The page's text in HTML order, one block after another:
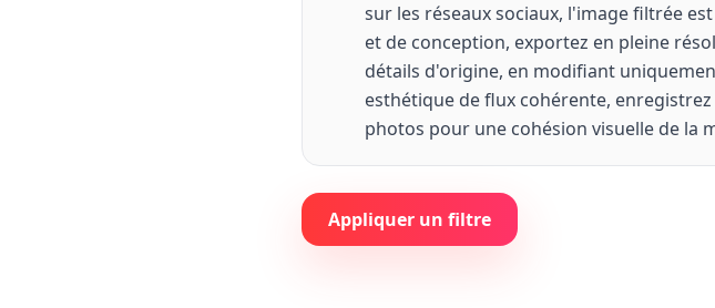
sur les réseaux sociaux, l'image filtrée
et de conception, exportez en pleine
détails d'origine, en modifiant
esthétique de flux cohérente,
photos pour une cohésion visuelle de la
Appliquer un filtre